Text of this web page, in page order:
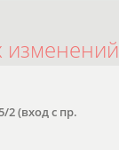
изменений
2 (вход с пр.